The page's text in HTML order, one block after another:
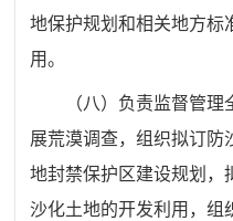
地保护规划和相关地方标
用。
（八）负责监督管
展荒漠调查，组织拟订防
地封禁保护区建设规划，
沙化土地的开发利用，组